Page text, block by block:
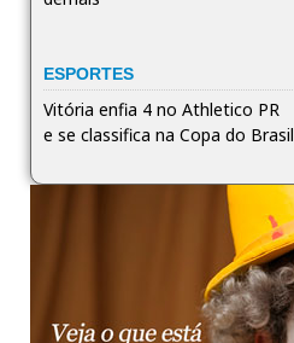
ESPORTES
Vitória enfia 4 no Athletico PR
e se classifica na Copa do Brasil